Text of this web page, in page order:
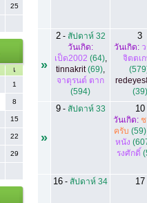
25
เ
1
8
15
22
29
»
2- สัปดาห์ 32
วันเกิด:
เป็ด2002 (64),
tinnakrit(69)
จาตุรนต์ ตาก
(594)
3
วันเกิด:
จิตตเ
(39)
»
9- สัปดาห์ 33 10
วันเกิด:
ครับ (59)
หนัง
รงศักดิ์
16 - สัปดาห์ 34 17